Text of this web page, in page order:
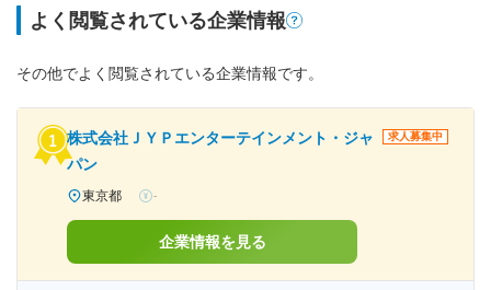
よく閲覧されている企業情報
その他でよく閲覧されている企業情報です。
株式会社ＪＹＰエンターテインメント・ジャ
パン
求人募集中
東京都 -
企業情報を見る